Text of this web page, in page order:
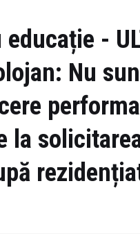
-
Nu
la